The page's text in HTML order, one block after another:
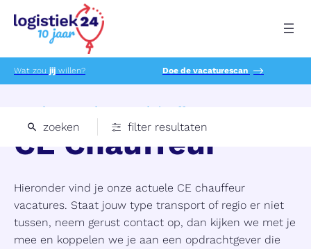
Wat zou jij willen? Doe de vacaturescan
Chauffeur ce
CE Chauffeur
Hieronder vind je onze actuele CE chauffeur
vacatures. Staat jouw type transport of regio er niet
tussen, neem gerust contact op, dan kijken we met je
mee en koppelen we je aan een opdrachtgever die
zoeken filter resultaten